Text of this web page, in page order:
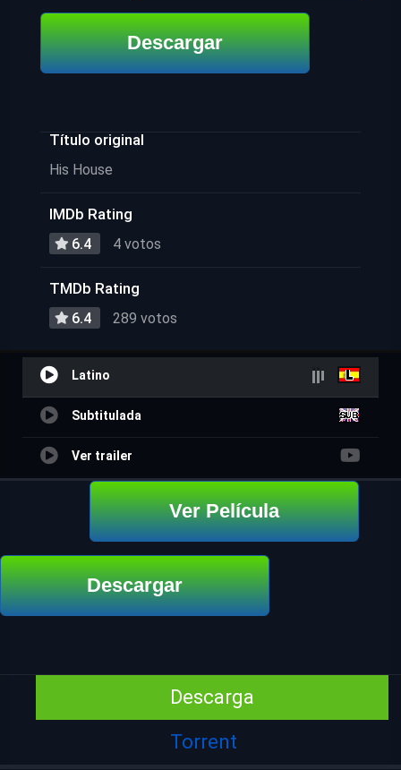
Descargar
Título original
His House
IMDb Rating
6.4 4 votos
TMDb Rating
6.4 289 votos
Latino
Subtitulada
Ver trailer
Ver Película
Descargar
Descarga
Torrent